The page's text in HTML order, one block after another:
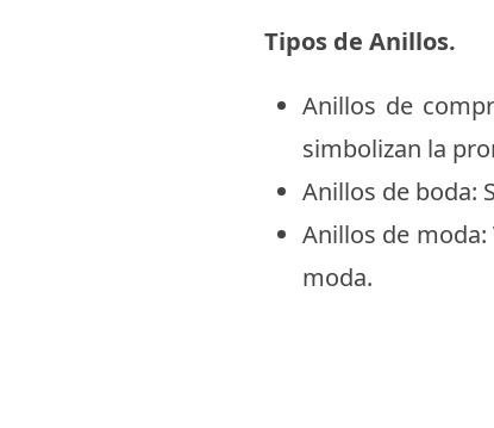
Tipos de Anillos.
Anillos de
simbolizan la
Anillos de boda:
Anillos de
moda.